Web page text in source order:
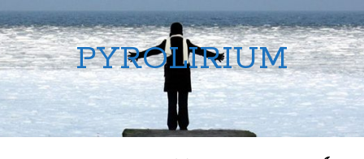
PYROLIRIUM